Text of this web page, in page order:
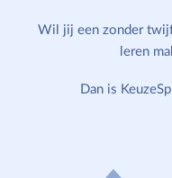
Wil jij een zonder
leren
Dan is